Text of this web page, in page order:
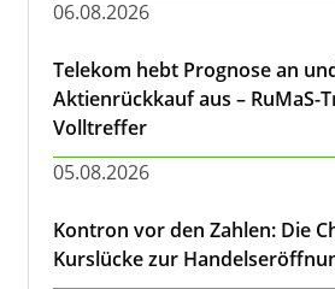
06.08.2026
Telekom hebt Prognose an
Aktienrückkauf aus – RuMaS-
Volltreffer
05.08.2026
Kontron vor den Zahlen: Die
Kurslücke zur